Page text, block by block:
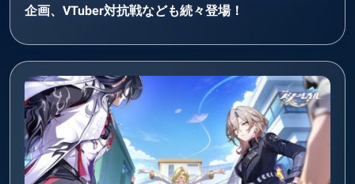
企画、VTuber対抗戦なども続々登場！